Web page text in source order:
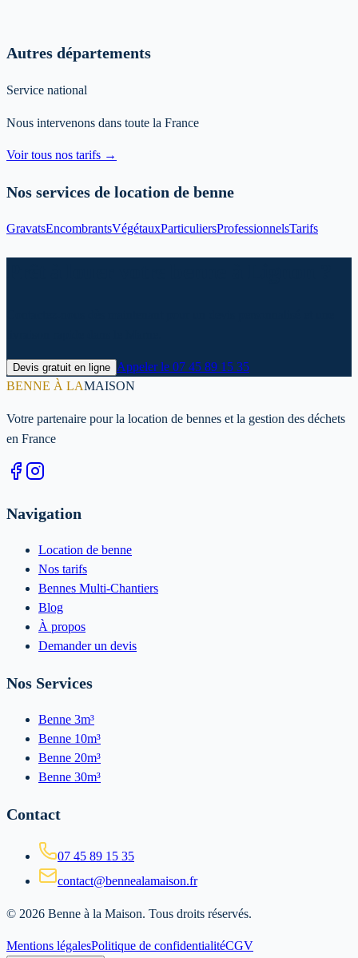
Autres départements
Service national
Nous intervenons dans toute la France
Voir tous nos tarifs →
Nos services de location de benne
GravatsEncombrantsVégétauxParticuliersProfessionnelsTarifs
Devis gratuit en ligne Appeler le 07 45 89 15 35
BENNE À LAMAISON
Votre partenaire pour la location de bennes et la gestion des déchets
en France
Navigation
Location de benne
Nos tarifs
Bennes Multi-Chantiers
Blog
À propos
Demander un devis
Nos Services
Benne 3m³
Benne 10m³
Benne 20m³
Benne 30m³
Contact
07 45 89 15 35
contact@bennealamaison.fr
© 2026 Benne à la Maison. Tous droits réservés.
Mentions légalesPolitique de confidentialitéCGV